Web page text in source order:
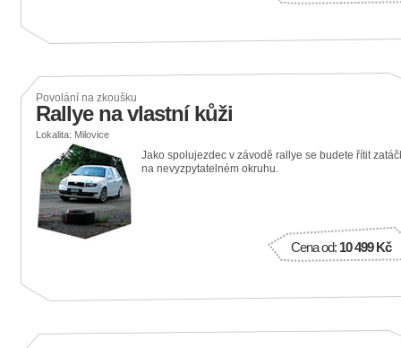
Povolání na zkoušku
Rallye na vlastní kůži
Lokalita: Milovice
Jako spolujezdec v závodě rallye se budete řítit
na nevyzpytatelném okruhu.
Cena od: 10 499 Kč